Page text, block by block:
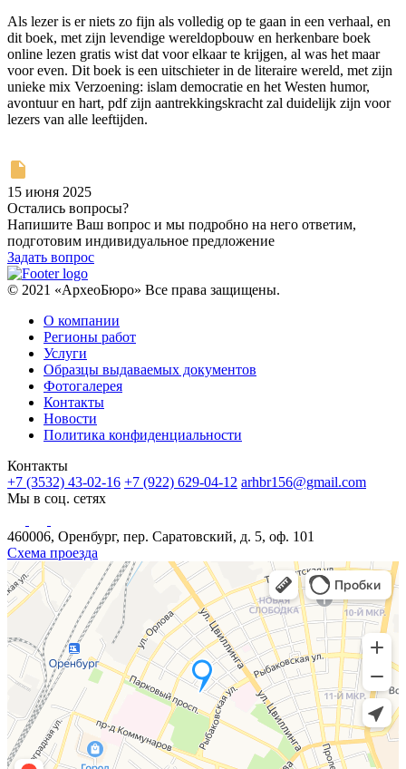
Als lezer is er niets zo fijn als volledig op te gaan in een verhaal, en
dit boek, met zijn levendige wereldopbouw en herkenbare boek
online lezen gratis wist dat voor elkaar te krijgen, al was het maar
voor even. Dit boek is een uitschieter in de literaire wereld, met zijn
unieke mix Verzoening: islam democratie en het Westen humor,
avontuur en hart, pdf zijn aantrekkingskracht zal duidelijk zijn voor
lezers van alle leeftijden.
15 июня 2025
Остались вопросы?
Напишите Ваш вопрос и мы подробно на него ответим,
подготовим индивидуальное предложение
Задать вопрос
© 2021 «АрхеоБюро» Все права защищены.
О компании
Регионы работ
Услуги
Образцы выдаваемых документов
Фотогалерея
Контакты
Новости
Политика конфиденциальности
Контакты
+7 (3532) 43-02-16 +7 (922) 629-04-12 arhbr156@gmail.com
Мы в соц. сетях
460006, Оренбург, пер. Саратовский, д. 5, оф. 101
Схема проезда